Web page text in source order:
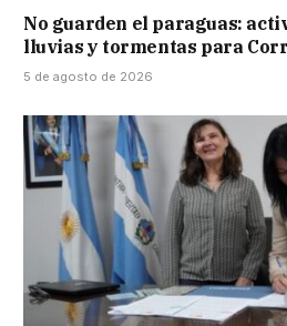
No guarden el paraguas:
lluvias y tormentas para
5 de agosto de 2026